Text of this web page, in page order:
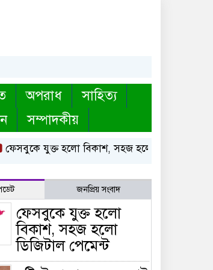
অপরাধ
সাহিত্য
সম্পাদকীয়
যুক্ত হলো বিকাশ, সহজ হলো ডিজিটাল পেমেন্ট
জনপ্রিয় সংবাদ
ফেসবুকে যুক্ত হলো
বিকাশ, সহজ হলো
ডিজিটাল পেমেন্ট